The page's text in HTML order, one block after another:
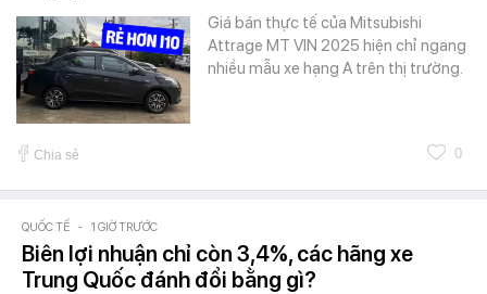
Giá bán thực tế của Mitsubishi
Attrage MT VIN 2025 hiện chỉ ngang
nhiều mẫu xe hạng A trên thị trường.
Chia sẻ 0
QUỐC TẾ - 1 GIỜ TRƯỚC
Biên lợi nhuận chỉ còn 3,4%, các hãng xe
Trung Quốc đánh đổi bằng gì?